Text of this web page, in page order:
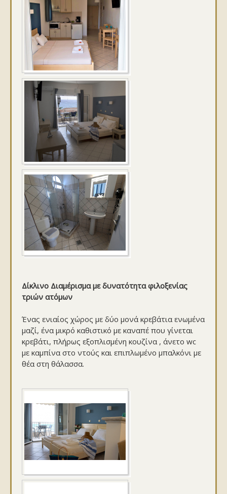
Δίκλινο Διαμέρισμα με δυνατότητα φιλοξενίας
τριών ατόμων
Ένας ενιαίος χώρος με δύο μονά κρεβάτια ενωμένα
μαζί, ένα μικρό καθιστικό με καναπέ που γίνεται
κρεβάτι, πλήρως εξοπλισμένη κουζίνα , άνετο wc
με καμπίνα στο ντούς και επιπλωμένο μπαλκόνι με
θέα στη θάλασσα.